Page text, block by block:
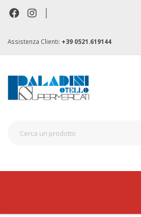
|
Assistenza Clienti: +39 0521.619144